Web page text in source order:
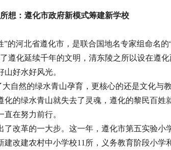
想：遵化市政府新模式筹建新学校
河北省遵化市，是联合国地名专家组命名的
遵化延续千年的文明，清东陵之所以设在遵化
好水好风光。
然的绿水青山孕育，更核心的还是文化与教
化的绿水青山就失去了灵魂，遵化的黎民百姓
在努力前行。
改革的一大步。这一年，遵化市第五实验小
改建农村中小学校11所，义务教育阶段小学